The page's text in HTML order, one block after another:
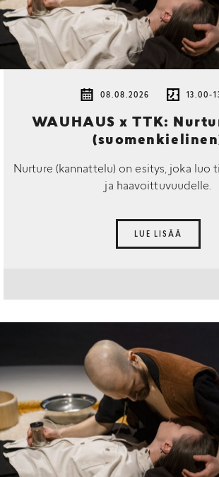
08.08.2026 13.00-
WAUHAUS x TTK:
Nurture (kannattelu) on esitys, joka luo
ja haavoittuvuudelle.
LUE LISÄÄ